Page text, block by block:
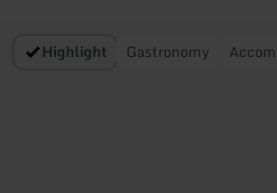
Highlight Gastronomy